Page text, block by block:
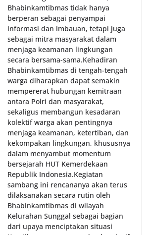
Bhabinkamtibmas tidak hanya
berperan sebagai penyampai
informasi dan imbauan, tetapi juga
sebagai mitra masyarakat dalam
menjaga keamanan lingkungan
secara bersama-sama.‎‎Kehadiran
Bhabinkamtibmas di tengah-tengah
warga diharapkan dapat semakin
mempererat hubungan kemitraan
antara Polri dan masyarakat,
sekaligus membangun kesadaran
kolektif warga akan pentingnya
menjaga keamanan, ketertiban, dan
kekompakan lingkungan, khususnya
dalam menyambut momentum
bersejarah HUT Kemerdekaan
Republik Indonesia.‎Kegiatan
sambang ini rencananya akan terus
dilaksanakan secara rutin oleh
Bhabinkamtibmas di wilayah
Kelurahan Sunggal sebagai bagian
dari upaya menciptakan situasi